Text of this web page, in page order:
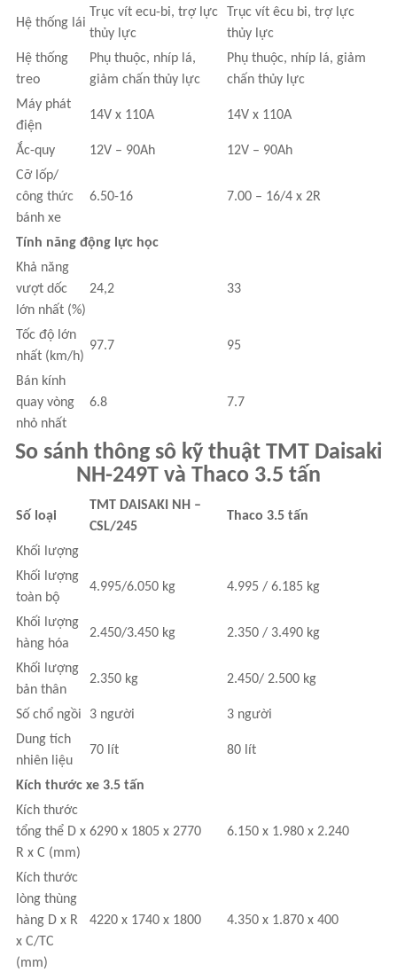
Hệ thống lái
Trục vít ecu-bi, trợ lực
thủy lực
Trục vít êcu bi, trợ lực
thủy lực
Hệ thống
treo
Phụ thuộc, nhíp lá,
giảm chấn thủy lực
Phụ thuộc, nhíp lá, giảm
chấn thủy lực
Máy phát
điện
14V x 110A 14V x 110A
Ắc-quy 12V – 90Ah
12V – 90Ah
Cỡ lốp/
công thức
bánh xe
6.50-16 7.00 – 16/4 x 2R
Tính năng động lực học
Khả năng
vượt dốc
lớn nhất (%)
24,2 33
Tốc độ lớn
nhất (km/h)
97.7 95
Bán kính
quay vòng
nhỏ nhất
6.8 7.7
So sánh thông sô kỹ thuật TMT Daisaki
NH-249T và Thaco 3.5 tấn
Số loại
TMT DAISAKI NH –
CSL/245
Thaco 3.5 tấn
Khối lượng
Khối lượng
toàn bộ
4.995/6.050 kg 4.995 / 6.185 kg
Khối lượng
hàng hóa
2.450/3.450 kg 2.350 / 3.490 kg
Khối lượng
bản thân
2.350 kg 2.450/ 2.500 kg
Số chổ ngồi 3 người
3 người
Dung tích
nhiên liệu
70 lít 80 lít
Kích thước xe 3.5 tấn
Kích thước
tổng thể D x
R x C (mm)
6290 x 1805 x 2770 6.150 x 1.980 x 2.240
Kích thước
lòng thùng
hàng D x R
x C/TC
(mm)
4220 x 1740 x 1800 4.350 x 1.870 x 400